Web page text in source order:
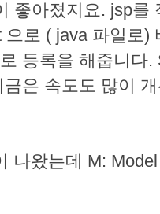
좋아졌지요. jsp를
으로 ( java 파일로)
등록을 해줍니다
은 속도도 많이
나왔는데 M: